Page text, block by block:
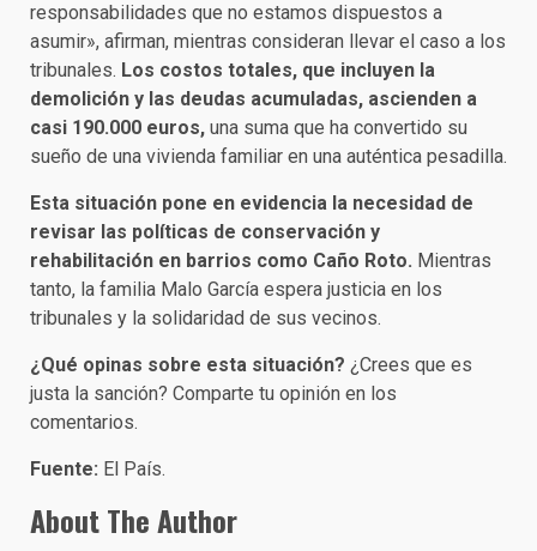
responsabilidades que no estamos dispuestos a
asumir», afirman, mientras consideran llevar el caso a los
tribunales. Los costos totales, que incluyen la
demolición y las deudas acumuladas, ascienden a
casi 190.000 euros, una suma que ha convertido su
sueño de una vivienda familiar en una auténtica pesadilla.
Esta situación pone en evidencia la necesidad de
revisar las políticas de conservación y
rehabilitación en barrios como Caño Roto. Mientras
tanto, la familia Malo García espera justicia en los
tribunales y la solidaridad de sus vecinos.
¿Qué opinas sobre esta situación? ¿Crees que es
justa la sanción? Comparte tu opinión en los
comentarios.
Fuente: El País.
About The Author